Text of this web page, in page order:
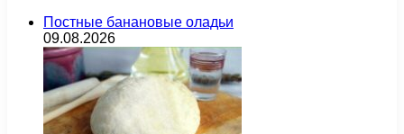
Постные банановые оладьи
09.08.2026